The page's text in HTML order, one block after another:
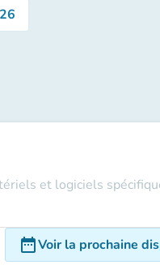
et logiciels
date_rangeVoir la prochaine